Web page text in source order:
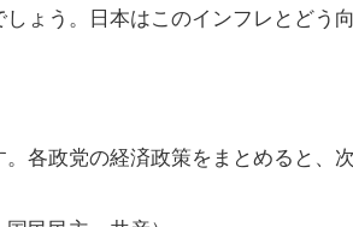
ょう。日本はこのインフレとどう
各政党の経済政策をまとめると、